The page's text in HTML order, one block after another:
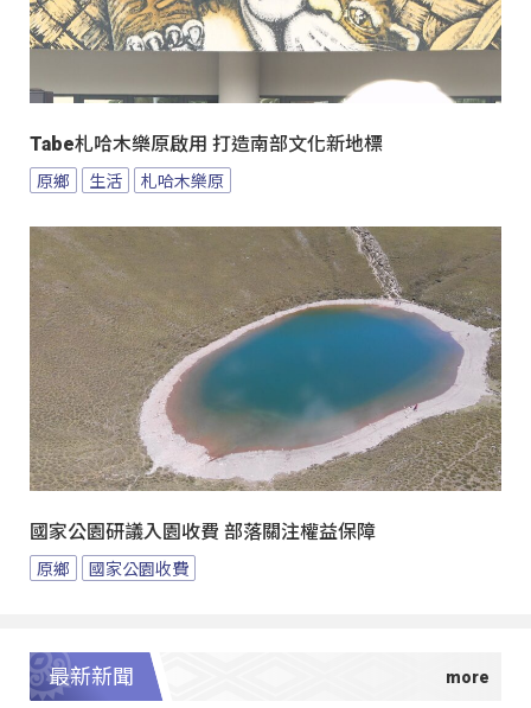
Tabe札哈木樂原啟用 打造南部文化新地標
原鄉 生活 札哈木樂原
國家公園研議入園收費 部落關注權益保障
原鄉 國家公園收費
最新新聞